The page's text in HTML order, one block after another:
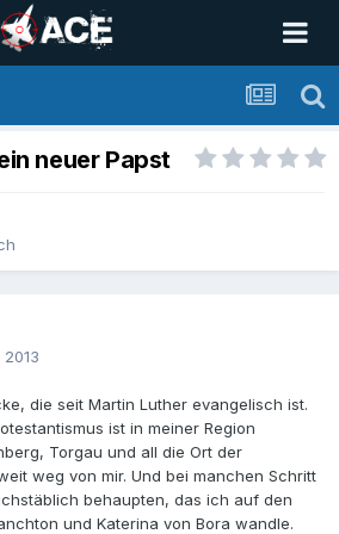
neuer Papst
die seit Martin Luther evangelisch ist.
ist in meiner Region
Torgau und all die Ort der
weg von mir. Und bei manchen Schritt
behaupten, das ich auf den
und Katerina von Bora wandle.